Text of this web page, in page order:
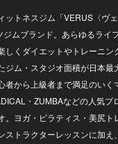
ットネスジム「VERUS〈ヴ
ムブランド。あらゆるライ
しくダイエットやトレーニン
ジム・スタジオ面積が日本最
者から上級者まで満足のいく
・ZUMBAなどの人気プ
。ヨガ・ピラティス・美尻ト
ストラクターレッスンに加え